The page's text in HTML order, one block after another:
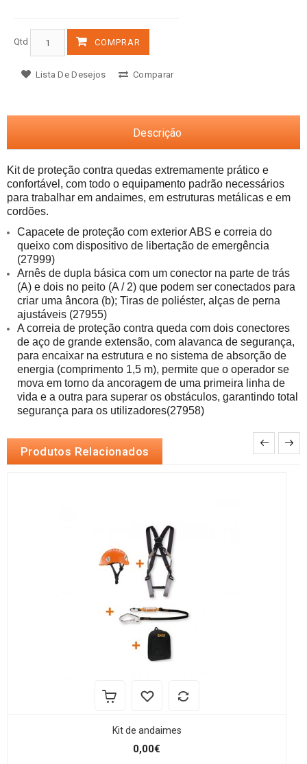
Qtd COMPRAR
Lista De Desejos Comparar
Descrição
Kit de proteção contra quedas extremamente prático e
confortável, com todo o equipamento padrão necessários
para trabalhar em andaimes, em estruturas metálicas e em
cordões.
Capacete de proteção com exterior ABS e correia do
queixo com dispositivo de libertação de emergência
(27999)
Arnês de dupla básica com um conector na parte de trás
(A) e dois no peito (A / 2) que podem ser conectados para
criar uma âncora (b); Tiras de poliéster, alças de perna
ajustáveis ​​(27955)
A correia de proteção contra queda com dois conectores
de aço de grande extensão, com alavanca de segurança,
para encaixar na estrutura e no sistema de absorção de
energia (comprimento 1,5 m), permite que o operador se
mova em torno da ancoragem de uma primeira linha de
vida e a outra para superar os obstáculos, garantindo total
segurança para os utilizadores(27958)
Produtos Relacionados
Kit de andaimes
0,00€